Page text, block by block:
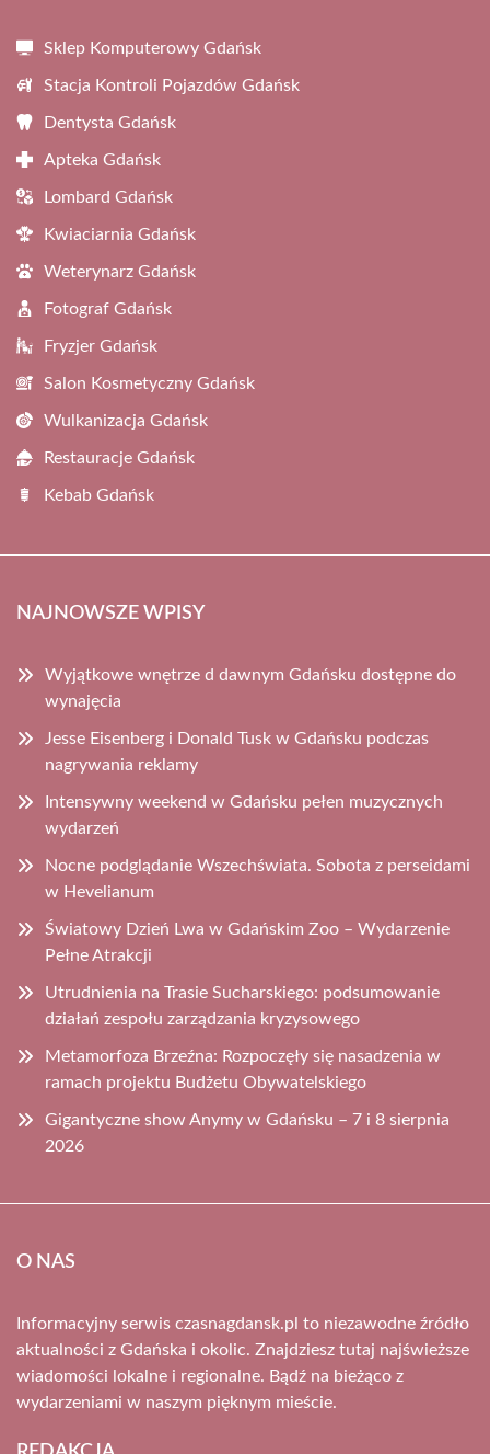
Sklep Komputerowy Gdańsk
Stacja Kontroli Pojazdów Gdańsk
Dentysta Gdańsk
Apteka Gdańsk
Lombard Gdańsk
Kwiaciarnia Gdańsk
Weterynarz Gdańsk
Fotograf Gdańsk
Fryzjer Gdańsk
Salon Kosmetyczny Gdańsk
Wulkanizacja Gdańsk
Restauracje Gdańsk
Kebab Gdańsk
NAJNOWSZE WPISY
Wyjątkowe wnętrze d dawnym Gdańsku dostępne do
wynajęcia
Jesse Eisenberg i Donald Tusk w Gdańsku podczas
nagrywania reklamy
Intensywny weekend w Gdańsku pełen muzycznych
wydarzeń
Nocne podglądanie Wszechświata. Sobota z perseidami
w Hevelianum
Światowy Dzień Lwa w Gdańskim Zoo – Wydarzenie
Pełne Atrakcji
Utrudnienia na Trasie Sucharskiego: podsumowanie
działań zespołu zarządzania kryzysowego
Metamorfoza Brzeźna: Rozpoczęły się nasadzenia w
ramach projektu Budżetu Obywatelskiego
Gigantyczne show Anymy w Gdańsku – 7 i 8 sierpnia
2026
O NAS
Informacyjny serwis czasnagdansk.pl to niezawodne źródło
aktualności z Gdańska i okolic. Znajdziesz tutaj najświeższe
wiadomości lokalne i regionalne. Bądź na bieżąco z
wydarzeniami w naszym pięknym mieście.